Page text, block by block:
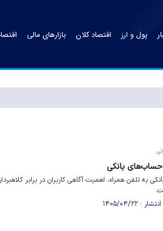
پول و ارز اقتصاد کلان بازارهای مالی
به تلفن همراه، اهمیت آگاهی کاربران در برابر